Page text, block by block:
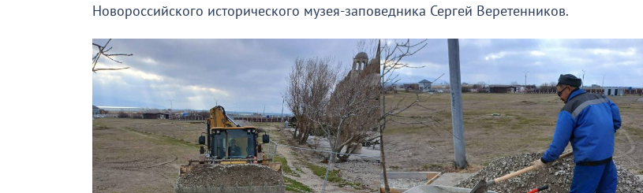
Новороссийского исторического музея-заповедника Сергей Веретенников.